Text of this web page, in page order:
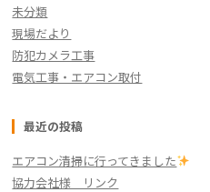
未分類
現場だより
防犯カメラ工事
電気工事・エアコン取付
最近の投稿
エアコン清掃に行ってきました
協力会社様 リンク